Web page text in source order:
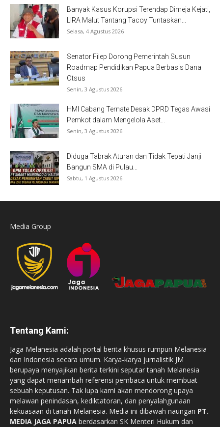
Banyak Kasus Korupsi Terendap Dimeja Kejati,
LIRA Malut Tantang Tacoy Tuntaskan...
Selasa, 4 Agustus 2026
Senator Filep Dorong Pemerintah Susun
Roadmap Pendidikan Papua Berbasis Dana
Otsus
Senin, 3 Agustus 2026
HMI Cabang Ternate Desak DPRD Tegas Awasi
Pemkot dalam Mengelola Aset...
Senin, 3 Agustus 2026
Diduga Tabrak Aturan dan Tidak Tepati Janji
Bangun SMA di Pulau...
Sabtu, 1 Agustus 2026
Media Group
Tentang Kami:
Jaga Melanesia adalah portal berita khusus rumpun Melanesia
dan Indonesia secara umum. Karya-karya jurnalistik JM
berupaya menyajikan berita terkini seputar tanah Melanesia
yang dapat menambah referensi pembaca untuk membuat
sebuah keputusan. Tak lupa kami akan mendorong upaya
melawan penindasan, kediktatoran, dan penyalahgunaan
kekuasaan di tanah Melanesia. Media ini dibawah naungan PT.
MEDIA JAGA PAPUA berdasarkan SK Menteri Hukum dan